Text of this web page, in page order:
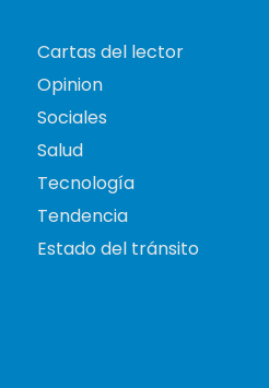
Cartas del lector
Opinion
Sociales
Salud
Tecnología
Tendencia
Estado del tránsito